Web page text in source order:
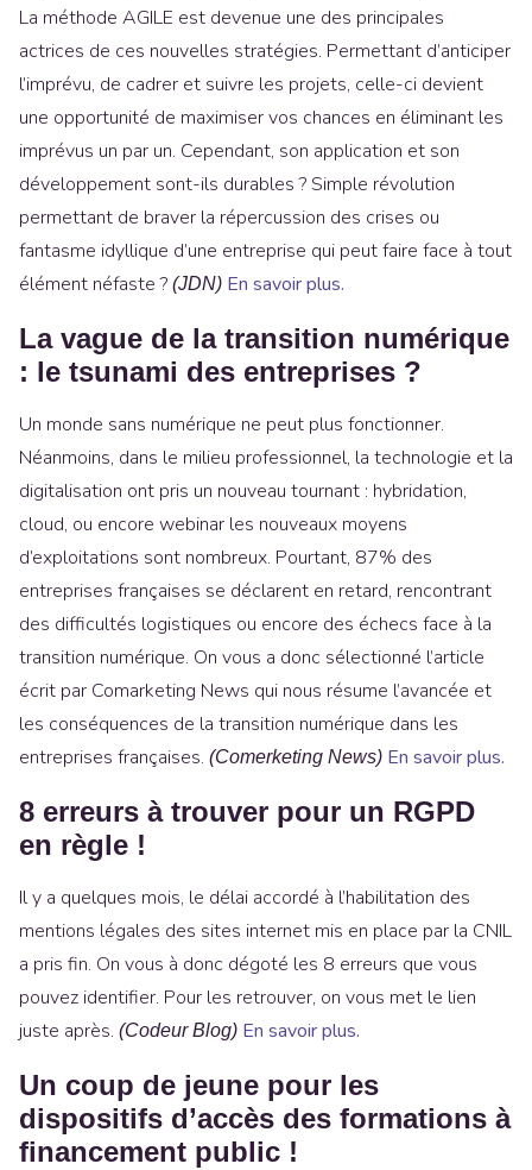
La méthode AGILE est devenue une des principales
actrices de ces nouvelles stratégies. Permettant d’anticiper
l’imprévu, de cadrer et suivre les projets, celle-ci devient
une opportunité de maximiser vos chances en éliminant les
imprévus un par un. Cependant, son application et son
développement sont-ils durables ? Simple révolution
permettant de braver la répercussion des crises ou
fantasme idyllique d’une entreprise qui peut faire face à tout
élément néfaste ? (JDN) En savoir plus.
La vague de la transition numérique
: le tsunami des entreprises ?
Un monde sans numérique ne peut plus fonctionner.
Néanmoins, dans le milieu professionnel, la technologie et la
digitalisation ont pris un nouveau tournant : hybridation,
cloud, ou encore webinar les nouveaux moyens
d’exploitations sont nombreux. Pourtant, 87% des
entreprises françaises se déclarent en retard, rencontrant
des difficultés logistiques ou encore des échecs face à la
transition numérique. On vous a donc sélectionné l’article
écrit par Comarketing News qui nous résume l’avancée et
les conséquences de la transition numérique dans les
entreprises françaises. (Comerketing News) En savoir plus.
8 erreurs à trouver pour un RGPD
en règle !
Il y a quelques mois, le délai accordé à l’habilitation des
mentions légales des sites internet mis en place par la CNIL
a pris fin. On vous à donc dégoté les 8 erreurs que vous
pouvez identifier. Pour les retrouver, on vous met le lien
juste après. (Codeur Blog) En savoir plus.
Un coup de jeune pour les
dispositifs d’accès des formations à
financement public !